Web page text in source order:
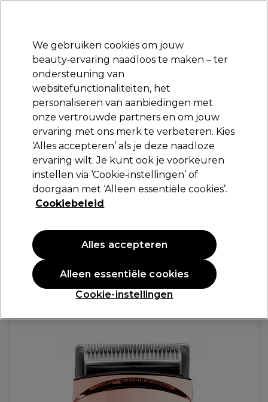
Aanmelden
Merken Deals Haar Elektra
Volgende dag geleverd*
Na verzending, maandag t/m vrijdag
BaByliss PRO
BaByliss Pro Blade Head 40mm FX788RGE
44,95 €
We gebruiken cookies om jouw
beauty‑ervaring naadloos te maken – ter
ondersteuning van
websitefunctionaliteiten, het
personaliseren van aanbiedingen met
onze vertrouwde partners en om jouw
ervaring met ons merk te verbeteren. Kies
‘Alles accepteren’ als je deze naadloze
ervaring wilt. Je kunt ook je voorkeuren
instellen via ‘Cookie‑instellingen’ of
doorgaan met ‘Alleen essentiële cookies’.
Cookiebeleid
Cookie-instellingen
Alleen essentiële cookies
Alles accepteren